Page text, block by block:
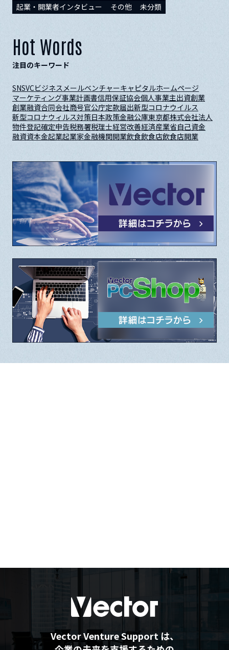
起業・開業者インタビュー
その他 未分類
Hot Words
注目のキーワード
SNSVCビジネスメールベンチャーキャピタルホームページ
マーケティング事業計画書信用保証協会個人事業主出資創業
創業融資合同会社商号官公庁定款届出新型コロナウイルス
新型コロナウィルス対策日本政策金融公庫東京都株式会社法人
物件登記確定申告税務署税理士経営改善経済産業省自己資金
融資資本金起業起業家金融機関開業飲食飲食店飲食店開業
Vector Venture Support は、